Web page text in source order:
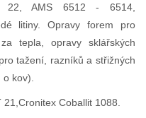
AMS 6512 - 6514,
litiny. Opravy forem pro
tepla, opravy sklářských
tažení, razníků a střižných
kov).
21,Cronitex Coballit 1088.